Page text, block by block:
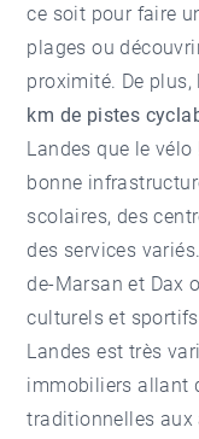
ce soit pour faire
plages ou
proximité. De
km de pistes
Landes que le
bonne
scolaires, des
des services
de-Marsan et Dax
culturels et
Landes est très
immobiliers allant
traditionnelles aux